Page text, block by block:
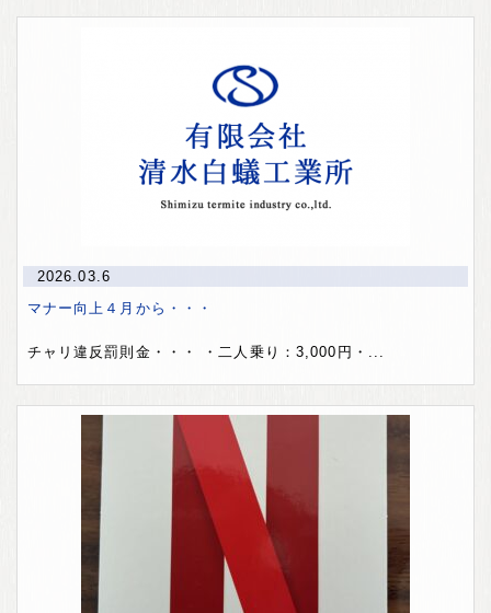
2026.03.6
マナー向上４月から・・・
チャリ違反罰則金・・・ ・二人乗り：3,000円・...